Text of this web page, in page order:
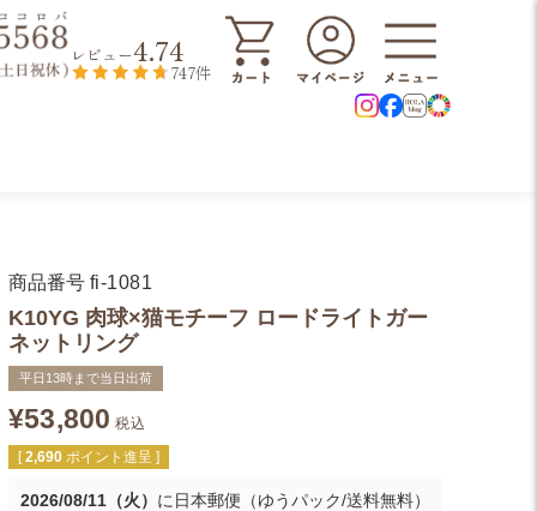
レビュー4.74
747件
商品番号 fi-1081
K10YG 肉球×猫モチーフ ロードライトガー
ネットリング
平日13時まで当日出荷
¥53,800 税込
[ 2,690 ポイント進呈 ]
2026/08/11（火） に 日本郵便（ゆうパック/送料無料）